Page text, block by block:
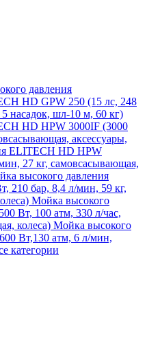
давления
HD GPW 250 (15 лс, 248
насадок, шл-10 м, 60 кг)
HD HPW 3000IF (3000
аксессуары,
ELITECH HD HPW
27 кг, самовсасывающая,
высокого давления
210 бар, 8,4 л/мин, 59 кг,
Мойка высокого
Вт, 100 атм, 330 л/час,
колеса) Мойка высокого
Вт,130 атм, 6 л/мин,
категории